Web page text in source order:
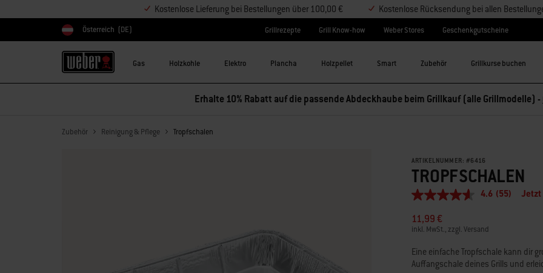
Kostenlose Lieferung bei Bestellungen über 100,00 € Kostenlose Rücksendung bei allen
Land auswählen
Österreich (DE) Grillrezepte Grill Know-how Weber Stores Geschenkgutscheine
Gas Holzkohle Elektro Plancha Holzpellet Smart Zubehör Grillkurse buchen
Erhalte 10% Rabatt auf die passende Abdeckhaube beim Grillkauf (alle Grillmodelle) -
Zubehör Reinigung & Pflege Tropfschalen
ARTIKELNUMMER: #6416
TROPFSCHALEN
4.6
5
Sternen,
Durchschnittswert
der
Bewertung.
Read
4.6 (55) Jetzt
11,99 €
inkl. MwSt., zzgl. Versand
Eine einfache Tropfschale kann dir
Auffangschale deines Grills und